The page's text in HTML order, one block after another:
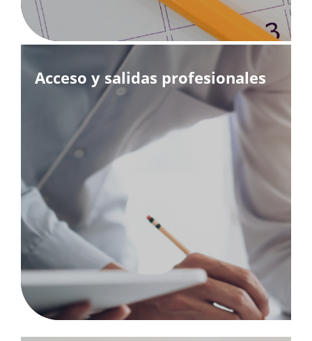
Acceso y salidas profesionales